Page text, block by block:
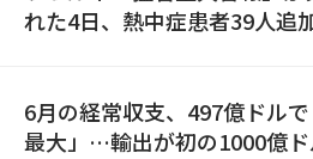
れた4日、熱中症患者39人追
6月の経常収支、497億ドル
最大」…輸出が初の1000億